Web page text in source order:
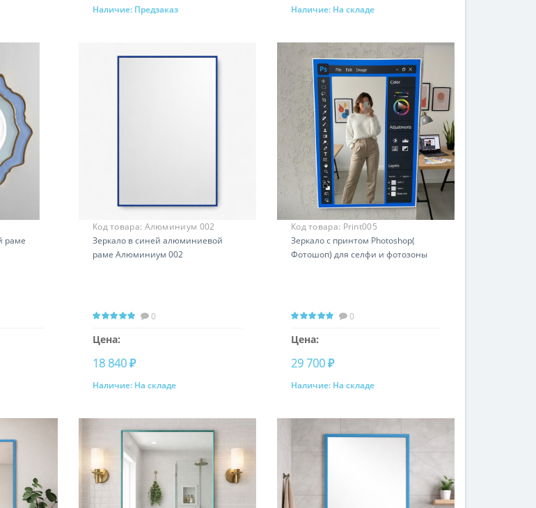
Предзаказ
Наличие: Предзаказ Купить
Наличие: На складе
раме
Код товара: Алюминиум 002
Зеркало в синей алюминиевой
раме Алюминиум 002
0
Цена:
18 840 ₽
Купить
Наличие: На складе
Код товара: Print005
Зеркало c принтом Photoshop(
Фотошоп) для селфи и фотозоны
0
Цена:
29 700 ₽
Купить
Наличие: На складе